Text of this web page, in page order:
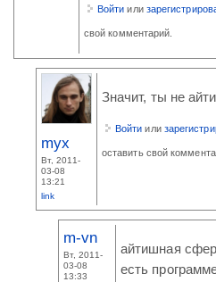
Войти или
свой комментарий.
myx
Вт, 2011-
03-08
13:21
link
Значит, ты не
Войти или
оставить свой
m-vn
Вт, 2011-
03-08
13:33
айтишная
есть